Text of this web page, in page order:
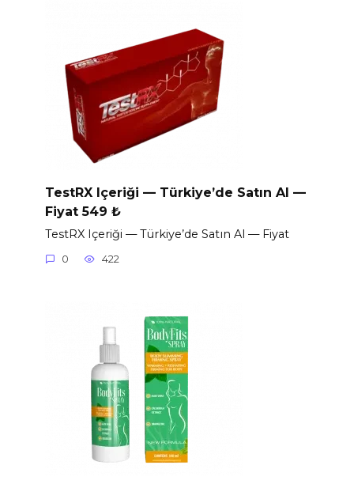
TestRX Içeriği — Türkiye’de Satın Al —
Fiyat 549 ₺
TestRX Içeriği — Türkiye’de Satın Al — Fiyat
0 422